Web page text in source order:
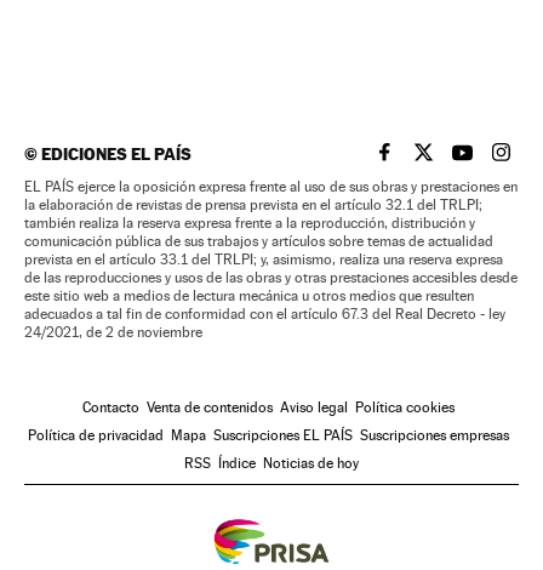
©EDICIONES EL PAÍS EL PAÍS BRASIL EN
EL PAÍSEL PAÍS
EL
EL PAÍS ejerce la oposición expresa frente al uso de sus obras y prestaciones en
la elaboración de revistas de prensa prevista en el artículo 32.1 del TRLPI;
también realiza la reserva expresa frente a la reproducción, distribución y
comunicación pública de sus trabajos y artículos sobre temas de actualidad
prevista en el artículo 33.1 del TRLPI; y, asimismo, realiza una reserva expresa
de las reproducciones y usos de las obras y otras prestaciones accesibles desde
este sitio web a medios de lectura mecánica u otros medios que resulten
adecuados a tal fin de conformidad con el artículo 67.3 del Real Decreto - ley
24/2021, de 2 de noviembre
Contacto Venta de contenidos Aviso legal Política cookies
Política de privacidad Mapa Suscripciones EL PAÍS Suscripciones empresas
RSS Índice Noticias de hoy